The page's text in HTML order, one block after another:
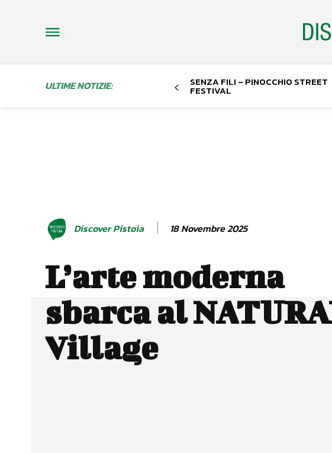
ULTIME NOTIZIE: SENZA FILI – PINOCCHIO STREET
FESTIVAL
Discover Pistoia 18 Novembre 2025
L’arte moderna
sbarca al
Village